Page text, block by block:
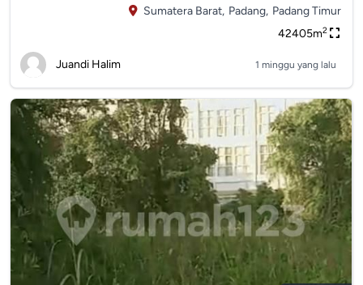
Sumatera Barat, Padang, Padang Timur
42405m2
Juandi Halim 1 minggu yang lalu